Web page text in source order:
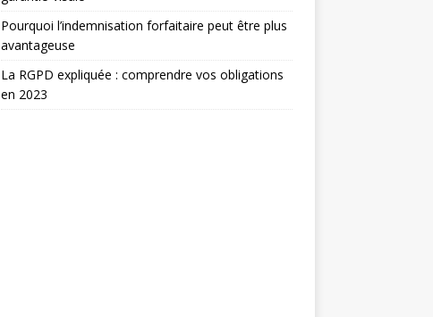
Pourquoi l’indemnisation forfaitaire peut être plus
avantageuse
La RGPD expliquée : comprendre vos obligations
en 2023